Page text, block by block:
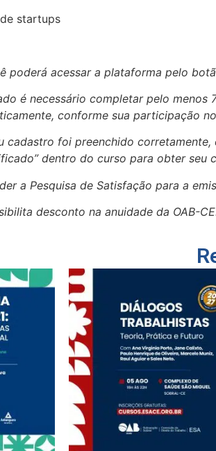
startups
poderá acessar a plataforma pelo
é necessário completar pelo
conforme sua participação
cadastro foi preenchido
dentro do curso para obter seu
a Pesquisa de Satisfação para a
desconto na anuidade da OAB-